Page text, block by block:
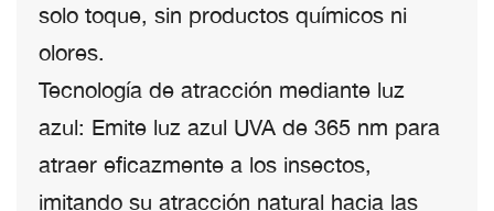
solo toque, sin productos químicos ni
olores.
Tecnología de atracción mediante luz
azul: Emite luz azul UVA de 365 nm para
atraer eficazmente a los insectos,
imitando su atracción natural hacia las